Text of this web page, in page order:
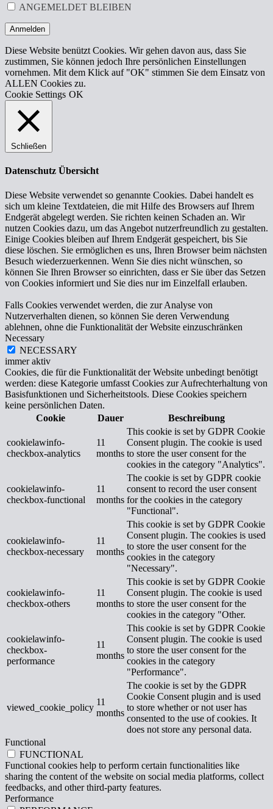
ANGEMELDET BLEIBEN
Anmelden
Diese Website benützt Cookies. Wir gehen davon aus, dass Sie
zustimmen, Sie können jedoch Ihre persönlichen Einstellungen
vornehmen. Mit dem Klick auf "OK" stimmen Sie dem Einsatz von
ALLEN Cookies zu.
Cookie Settings OK
Schließen
Datenschutz Übersicht
Diese Website verwendet so genannte Cookies. Dabei handelt es
sich um kleine Textdateien, die mit Hilfe des Browsers auf Ihrem
Endgerät abgelegt werden. Sie richten keinen Schaden an. Wir
nutzen Cookies dazu, um das Angebot nutzerfreundlich zu gestalten.
Einige Cookies bleiben auf Ihrem Endgerät gespeichert, bis Sie
diese löschen. Sie ermöglichen es uns, Ihren Browser beim nächsten
Besuch wiederzuerkennen. Wenn Sie dies nicht wünschen, so
können Sie Ihren Browser so einrichten, dass er Sie über das Setzen
von Cookies informiert und Sie dies nur im Einzelfall erlauben.
Falls Cookies verwendet werden, die zur Analyse von
Nutzerverhalten dienen, so können Sie deren Verwendung
ablehnen, ohne die Funktionalität der Website einzuschränken
Necessary
NECESSARY
immer aktiv
Cookies, die für die Funktionalität der Website unbedingt benötigt
werden: diese Kategorie umfasst Cookies zur Aufrechterhaltung von
Basisfunktionen und Sicherheitstools. Diese Cookies speichern
keine persönlichen Daten.
Cookie
Dauer Beschreibung
cookielawinfo-
checkbox-analytics
11
months
This cookie is set by GDPR Cookie
Consent plugin. The cookie is used
to store the user consent for the
cookies in the category "Analytics".
cookielawinfo-
checkbox-functional
11
months
The cookie is set by GDPR cookie
consent to record the user consent
for the cookies in the category
"Functional".
cookielawinfo-
checkbox-necessary
11
months
This cookie is set by GDPR Cookie
Consent plugin. The cookies is used
to store the user consent for the
cookies in the category
"Necessary".
cookielawinfo-
checkbox-others
11
months
This cookie is set by GDPR Cookie
Consent plugin. The cookie is used
to store the user consent for the
cookies in the category "Other.
cookielawinfo-
checkbox-
performance
11
months
This cookie is set by GDPR Cookie
Consent plugin. The cookie is used
to store the user consent for the
cookies in the category
"Performance".
viewed_cookie_policy
11
months
The cookie is set by the GDPR
Cookie Consent plugin and is used
to store whether or not user has
consented to the use of cookies. It
does not store any personal data.
Functional
FUNCTIONAL
Functional cookies help to perform certain functionalities like
sharing the content of the website on social media platforms, collect
feedbacks, and other third-party features.
Performance